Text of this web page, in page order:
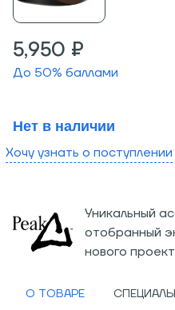
5,950 ₽
До 50% баллами
Нет в наличии
Хочу узнать о поступлении
Уникальный
отобранный
нового
О ТОВАРЕ